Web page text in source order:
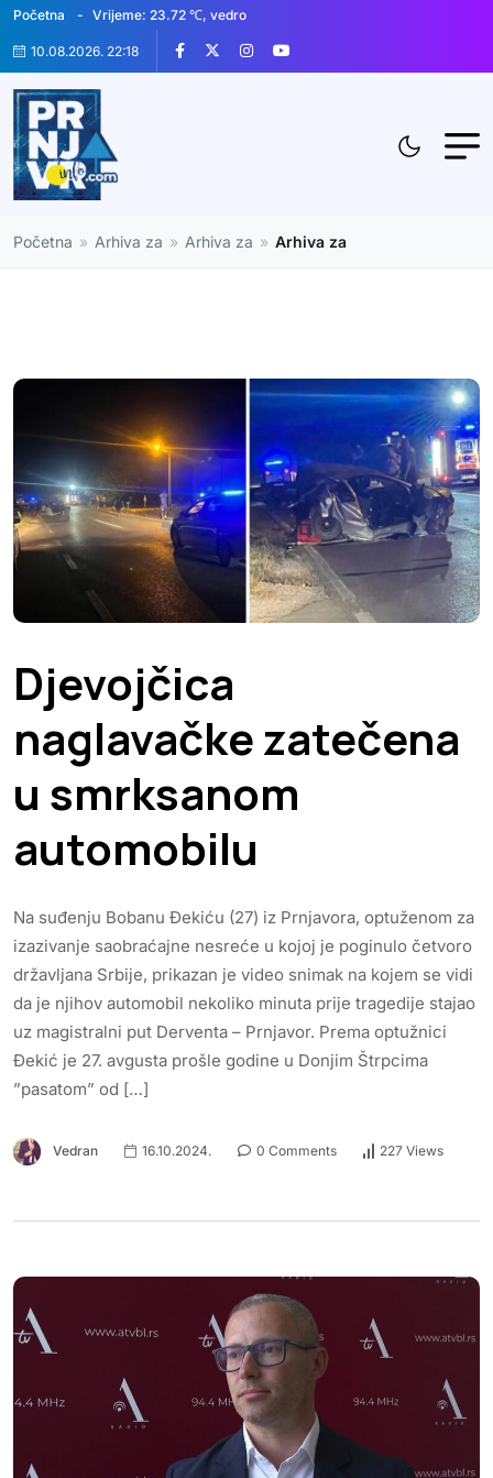
Početna Vrijeme: 23.72 ℃, vedro
10.08.2026. 22:18
Početna » Arhiva za » Arhiva za » Arhiva za
Djevojčica
naglavačke zatečena
u smrksanom
automobilu
Na suđenju Bobanu Đekiću (27) iz Prnjavora, optuženom za
izazivanje saobraćajne nesreće u kojoj je poginulo četvoro
državljana Srbije, prikazan je video snimak na kojem se vidi
da je njihov automobil nekoliko minuta prije tragedije stajao
uz magistralni put Derventa – Prnjavor. Prema optužnici
Đekić je 27. avgusta prošle godine u Donjim Štrpcima
”pasatom” od […]
Vedran 16.10.2024. 0 Comments 227 Views